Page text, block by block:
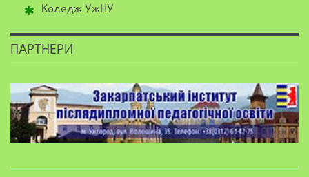
Коледж УжНУ
ПАРТНЕРИ